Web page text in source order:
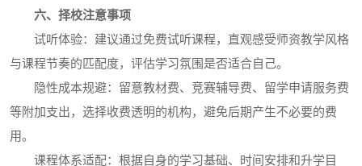
六、择校注意事项
试听体验：建议通过免费试听课程，直观感受师资教学风格
与课程节奏的匹配度，评估学习氛围是否适合自己。
隐性成本规避：留意教材费、竞赛辅导费、留学申请服务费
等附加支出，选择收费透明的机构，避免后期产生不必要的费
用。
课程体系适配：根据自身的学习基础、时间安排和升学目